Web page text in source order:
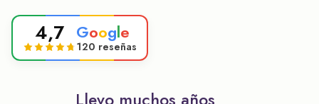
4,7 Google
120 reseñas